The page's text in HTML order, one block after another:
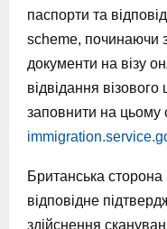
паспорти та
scheme, починаючи
документи на візу
відвідання
заповнити на цьому
Британська
відповідне
здійснення